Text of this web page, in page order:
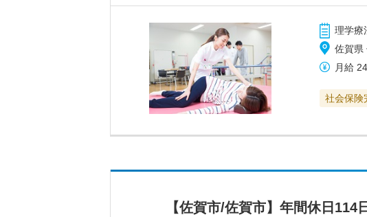
理学療
佐賀県
月給
社会保険
【佐賀市/佐賀市】年間休日114